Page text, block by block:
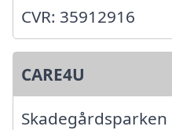
CVR: 35912916
CARE4U
Skadegårdsparken